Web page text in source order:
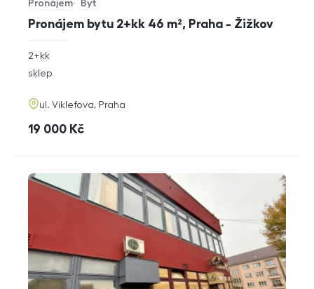
Pronájem bytu 2+kk 46 m², Praha - Žižkov
Typ nabídky
Pronájem
Typ nemovitosti
Byt
rozměry
2+kk
funkce
sklep
adresa
ul. Viklefova, Praha
cena
19 000 Kč